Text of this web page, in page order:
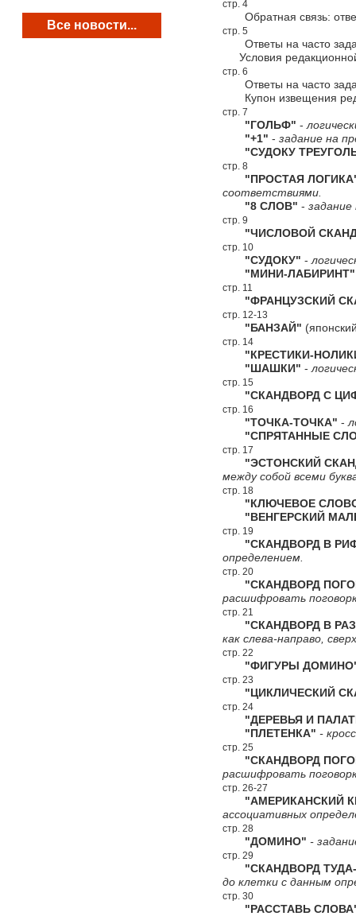
Все новости...
стр. 4
Обратная связь:
стр. 5
Ответы на часто
Условия
стр. 6
Ответы на часто
Купон извещения
стр. 7
"ГОЛЬФ" -
"+1" - задание на
"СУДОКУ
стр. 8
"ПРОСТАЯ
соответствиями.
"8 СЛОВ" - задание
стр. 9
"ЧИСЛОВОЙ
стр. 10
"СУДОКУ" -
"МИНИ-ЛАБИРИНТ"
стр. 11
"ФРАНЦУЗСКИЙ
стр. 12-13
"БАНЗАЙ"
стр. 14
"КРЕСТИКИ-
"ШАШКИ" -
стр. 15
"СКАНДВОРД С
стр. 16
"ТОЧКА-ТОЧКА" -
"СПРЯТАННЫЕ
стр. 17
"ЭСТОНСКИЙ
между собой всеми
стр. 18
"КЛЮЧЕВОЕ
"ВЕНГЕРСКИЙ
стр. 19
"СКАНДВОРД В
определением.
стр. 20
"СКАНДВОРД
расшифровать
стр. 21
"СКАНДВОРД В
как слева-направо,
стр. 22
"ФИГУРЫ
стр. 23
"ЦИКЛИЧЕСКИЙ
стр. 24
"ДЕРЕВЬЯ И
"ПЛЕТЕНКА" -
стр. 25
"СКАНДВОРД
расшифровать
стр. 26-27
"АМЕРИКАНСКИЙ
ассоциативных
стр. 28
"ДОМИНО" -
стр. 29
"СКАНДВОРД
до клетки с данным
стр. 30
"РАССТАВЬ